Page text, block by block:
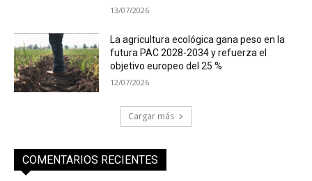
13/07/2026
La agricultura ecológica gana peso en la
futura PAC 2028-2034 y refuerza el
objetivo europeo del 25 %
12/07/2026
Cargar más
COMENTARIOS RECIENTES